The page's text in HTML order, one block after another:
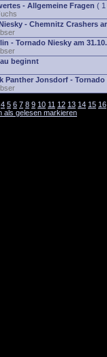
- Allgemeine Fragen ( 1
- Chemnitz Crashers
- Tornado Niesky am
beginnt
Panther Jonsdorf - Tornado
4 5 6 7 8 9 10 11 12 13 14 15 16
als gelesen markieren